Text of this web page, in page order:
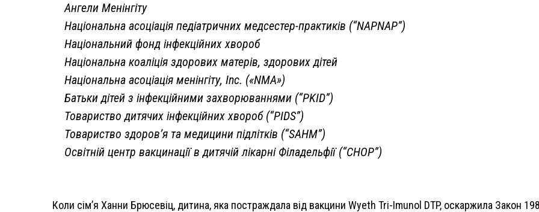
Ангели Менінгіту
Національна асоціація педіатричних медсестер-практиків (“NAPNAP”)
Національний фонд інфекційних хвороб
Національна коаліція здорових матерів, здорових дітей
Національна асоціація менінгіту, Inc. («NMA»)
Батьки дітей з інфекційними захворюваннями (“PKID”)
Товариство дитячих інфекційних хвороб (“PIDS”)
Товариство здоров’я та медицини підлітків (“SAHM”)
Освітній центр вакцинації в дитячій лікарні Філадельфії (“CHOP”)
Коли сім’я Ханни Брюсевіц, дитина, яка постраждала від вакцини Wyeth Tri-Imunol DTP, оскаржила Закон